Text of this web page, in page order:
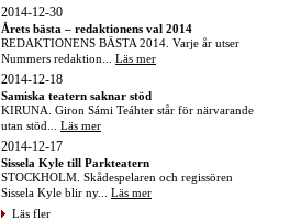
2014-12-30
Årets bästa – redaktionens val 2014
REDAKTIONENS BÄSTA 2014. Varje år utser
Nummers redaktion... Läs mer
2014-12-18
Samiska teatern saknar stöd
KIRUNA. Giron Sámi Teáhter står för närvarande
utan stöd... Läs mer
2014-12-17
Sissela Kyle till Parkteatern
STOCKHOLM. Skådespelaren och regissören
Sissela Kyle blir ny... Läs mer
Läs fler